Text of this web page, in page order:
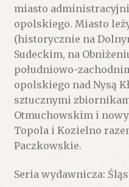
miasto
opolskiego. Miasto
(historycznie na
Sudeckim, na
południowo-
opolskiego nad Nysą
sztucznymi
Otmuchowskim i
Topola i Kozielno
Paczkowskie.
Seria wydawnicza: